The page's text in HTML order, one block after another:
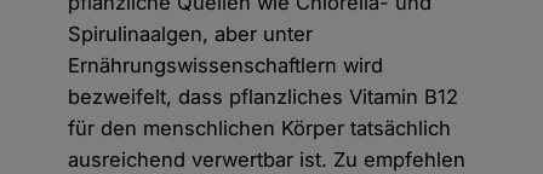
Spirulinaalgen, aber unter
Ernährungswissenschaftlern wird
bezweifelt, dass pflanzliches Vitamin B12
für den menschlichen Körper tatsächlich
ausreichend verwertbar ist. Zu empfehlen